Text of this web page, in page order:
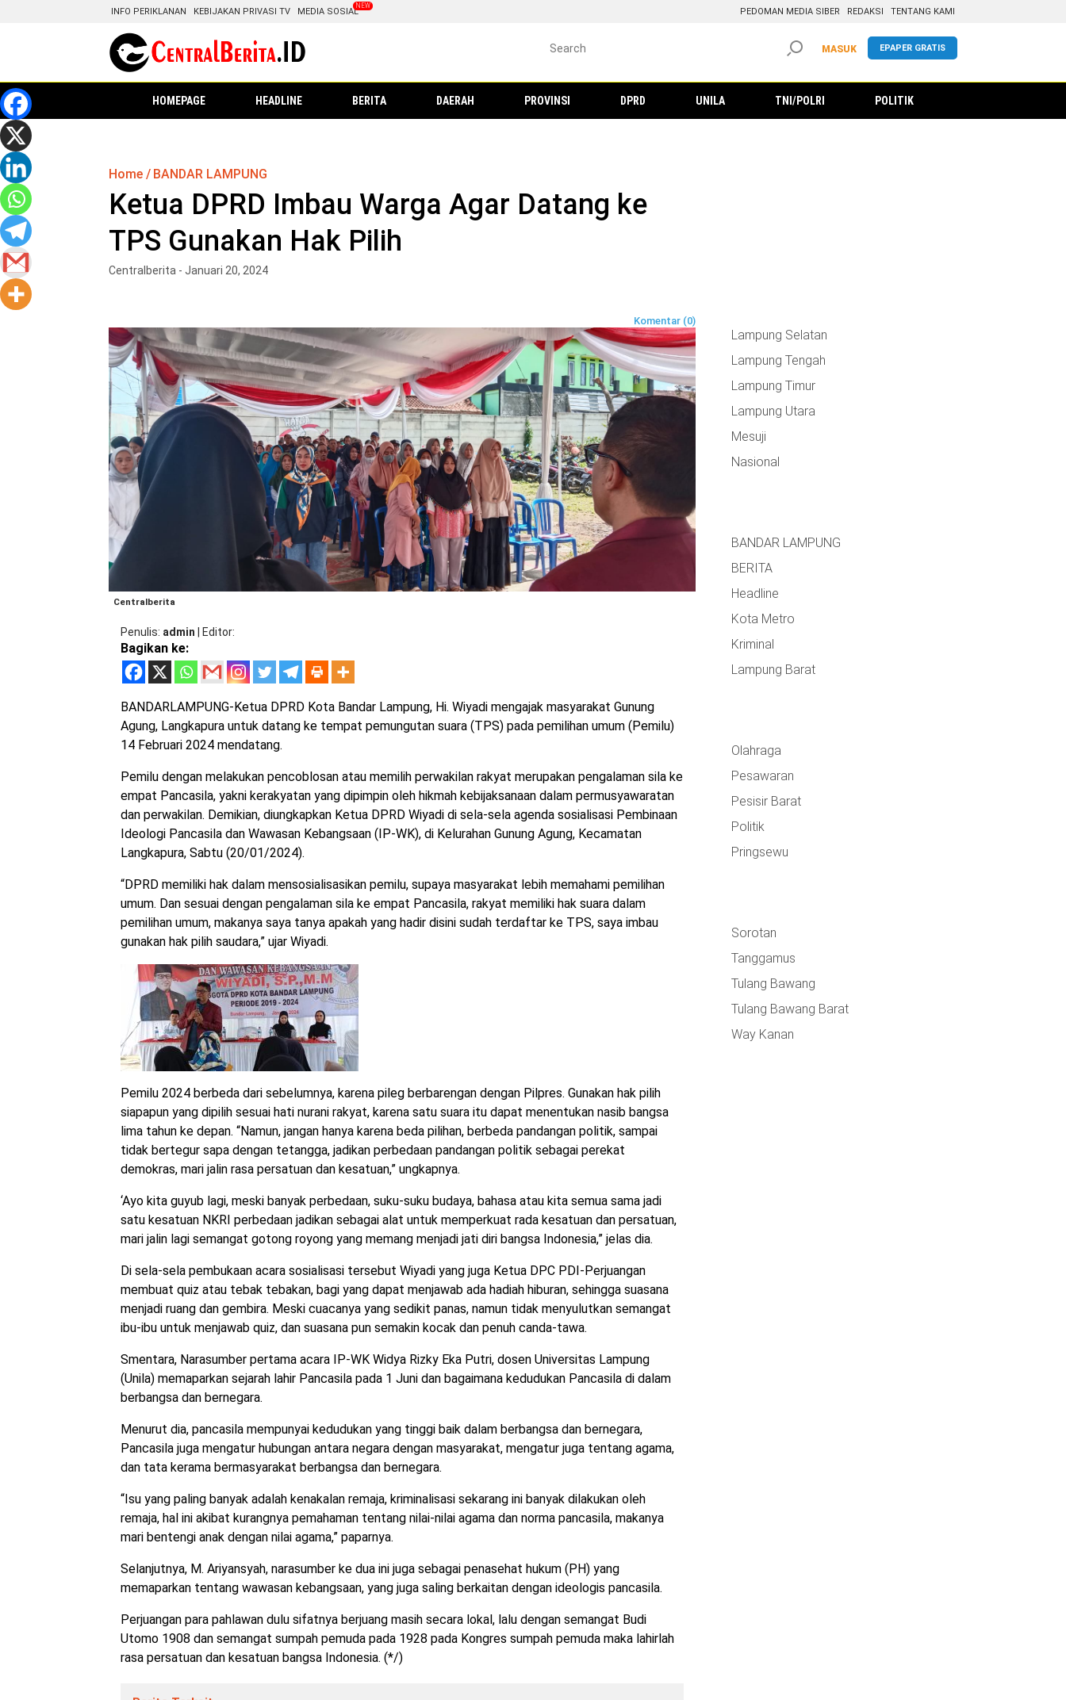
INFO PERIKLANAN KEBIJAKAN PRIVASI TV MEDIA SOSIAL PEDOMAN MEDIA SIBER REDAKSI TENTANG KAMI
EPAPER GRATIS
MASUK
HOMEPAGE HEADLINE BERITA DAERAH PROVINSI DPRD UNILA TNI/POLRI POLITIK
Home BANDAR LAMPUNG
Ketua DPRD Imbau Warga Agar Datang ke
TPS Gunakan Hak Pilih
Centralberita - Januari 20, 2024
Komentar (0)
Centralberita
Penulis admin Editor
Bagikan ke:
BANDARLAMPUNG-Ketua DPRD Kota Bandar Lampung, Hi. Wiyadi mengajak masyarakat Gunung
Agung, Langkapura untuk datang ke tempat pemungutan suara (TPS) pada pemilihan umum (Pemilu)
14 Februari 2024 mendatang.
Pemilu dengan melakukan pencoblosan atau memilih perwakilan rakyat merupakan pengalaman sila ke
empat Pancasila, yakni kerakyatan yang dipimpin oleh hikmah kebijaksanaan dalam permusyawaratan
dan perwakilan. Demikian, diungkapkan Ketua DPRD Wiyadi di sela-sela agenda sosialisasi Pembinaan
Ideologi Pancasila dan Wawasan Kebangsaan (IP-WK), di Kelurahan Gunung Agung, Kecamatan
Langkapura, Sabtu (20/01/2024).
“DPRD memiliki hak dalam mensosialisasikan pemilu, supaya masyarakat lebih memahami pemilihan
umum. Dan sesuai dengan pengalaman sila ke empat Pancasila, rakyat memiliki hak suara dalam
pemilihan umum, makanya saya tanya apakah yang hadir disini sudah terdaftar ke TPS, saya imbau
gunakan hak pilih saudara,” ujar Wiyadi.
Pemilu 2024 berbeda dari sebelumnya, karena pileg berbarengan dengan Pilpres. Gunakan hak pilih
siapapun yang dipilih sesuai hati nurani rakyat, karena satu suara itu dapat menentukan nasib bangsa
lima tahun ke depan. “Namun, jangan hanya karena beda pilihan, berbeda pandangan politik, sampai
tidak bertegur sapa dengan tetangga, jadikan perbedaan pandangan politik sebagai perekat
demokras, mari jalin rasa persatuan dan kesatuan,” ungkapnya.
‘Ayo kita guyub lagi, meski banyak perbedaan, suku-suku budaya, bahasa atau kita semua sama jadi
satu kesatuan NKRI perbedaan jadikan sebagai alat untuk memperkuat rada kesatuan dan persatuan,
mari jalin lagi semangat gotong royong yang memang menjadi jati diri bangsa Indonesia,” jelas dia.
Di sela-sela pembukaan acara sosialisasi tersebut Wiyadi yang juga Ketua DPC PDI-Perjuangan
membuat quiz atau tebak tebakan, bagi yang dapat menjawab ada hadiah hiburan, sehingga suasana
menjadi ruang dan gembira. Meski cuacanya yang sedikit panas, namun tidak menyulutkan semangat
ibu-ibu untuk menjawab quiz, dan suasana pun semakin kocak dan penuh canda-tawa.
Smentara, Narasumber pertama acara IP-WK Widya Rizky Eka Putri, dosen Universitas Lampung
(Unila) memaparkan sejarah lahir Pancasila pada 1 Juni dan bagaimana kedudukan Pancasila di dalam
berbangsa dan bernegara.
Menurut dia, pancasila mempunyai kedudukan yang tinggi baik dalam berbangsa dan bernegara,
Pancasila juga mengatur hubungan antara negara dengan masyarakat, mengatur juga tentang agama,
dan tata kerama bermasyarakat berbangsa dan bernegara.
“Isu yang paling banyak adalah kenakalan remaja, kriminalisasi sekarang ini banyak dilakukan oleh
remaja, hal ini akibat kurangnya pemahaman tentang nilai-nilai agama dan norma pancasila, makanya
mari bentengi anak dengan nilai agama,” paparnya.
Selanjutnya, M. Ariyansyah, narasumber ke dua ini juga sebagai penasehat hukum (PH) yang
memaparkan tentang wawasan kebangsaan, yang juga saling berkaitan dengan ideologis pancasila.
Perjuangan para pahlawan dulu sifatnya berjuang masih secara lokal, lalu dengan semangat Budi
Utomo 1908 dan semangat sumpah pemuda pada 1928 pada Kongres sumpah pemuda maka lahirlah
rasa persatuan dan kesatuan bangsa Indonesia. (*/)
Lampung Selatan
Lampung Tengah
Lampung Timur
Lampung Utara
Mesuji
Nasional
BANDAR LAMPUNG
BERITA
Headline
Kota Metro
Kriminal
Lampung Barat
Olahraga
Pesawaran
Pesisir Barat
Politik
Pringsewu
Sorotan
Tanggamus
Tulang Bawang
Tulang Bawang Barat
Way Kanan